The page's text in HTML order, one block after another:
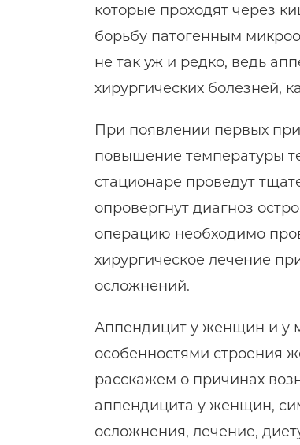
которые проходят через
борьбу патогенным
не так уж и редко, ведь
хирургических болезней,
При появлении первых
повышение температуры
стационаре проведут
опровергнут диагноз
операцию необходимо
хирургическое лечение
осложнений.
Аппендицит у женщин и у
особенностями строения
расскажем о причинах
аппендицита у женщин,
осложнения, лечение,